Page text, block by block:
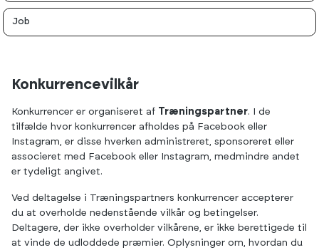
Job
Konkurrencevilkår
Konkurrencer er organiseret af Træningspartner. I de
tilfælde hvor konkurrencer afholdes på Facebook eller
Instagram, er disse hverken administreret, sponsoreret eller
associeret med Facebook eller Instagram, medmindre andet
er tydeligt angivet.
Ved deltagelse i Træningspartners konkurrencer accepterer
du at overholde nedenstående vilkår og betingelser.
Deltagere, der ikke overholder vilkårene, er ikke berettigede til
at vinde de udloddede præmier. Oplysninger om, hvordan du